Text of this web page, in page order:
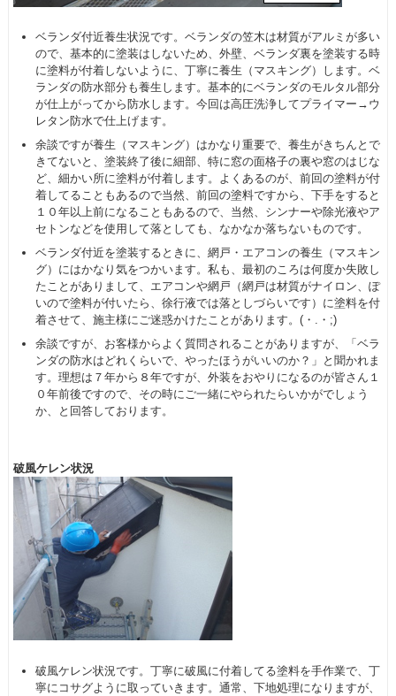
ベランダ付近養生状況です。ベランダの笠木は材質がアルミが多い
ので、基本的に塗装はしないため、外壁、ベランダ裏を塗装する時
に塗料が付着しないように、丁寧に養生（マスキング）します。ベ
ランダの防水部分も養生します。基本的にベランダのモルタル部分
が仕上がってから防水します。今回は高圧洗浄してプライマー→ウ
レタン防水で仕上げます。
余談ですが養生（マスキング）はかなり重要で、養生がきちんとで
きてないと、塗装終了後に細部、特に窓の面格子の裏や窓のはじな
ど、細かい所に塗料が付着します。よくあるのが、前回の塗料が付
着してることもあるので当然、前回の塗料ですから、下手をすると
１０年以上前になることもあるので、当然、シンナーや除光液やア
セトンなどを使用して落としても、なかなか落ちないものです。
ベランダ付近を塗装するときに、網戸・エアコンの養生（マスキン
グ）にはかなり気をつかいます。私も、最初のころは何度か失敗し
たことがありまして、エアコンや網戸（網戸は材質がナイロン、ぽ
いので塗料が付いたら、徐行液では落としづらいです）に塗料を付
着させて、施主様にご迷惑かけたことがあります。(・.・;)
余談ですが、お客様からよく質問されることがありますが、「ベラ
ンダの防水はどれくらいで、やったほうがいいのか？」と聞かれま
す。理想は７年から８年ですが、外装をおやりになるのが皆さん１
０年前後ですので、その時にご一緒にやられたらいかがでしょう
か、と回答しております。
破風ケレン状況
破風ケレン状況です。丁寧に破風に付着してる塗料を手作業で、丁
寧にコサグように取っていきます。通常、下地処理になりますが、